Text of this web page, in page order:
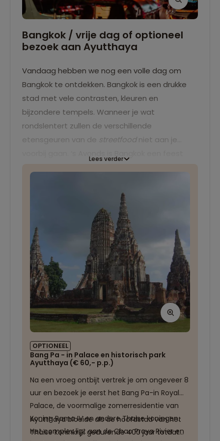
Bangkok / vrije dag of optioneel
bezoek aan Ayutthaya
Vandaag hebben we nog een volle dag om
Bangkok te ontdekken. Bangkok is een drukke
stad met vele contrasten, kleuren en
bijzondere tempels. Wanneer je wat
rondslentert zullen de verschillende
etensgeuren van de streetfoodniet aan je
hoofdstad van Thailand: Ayutthaya. Deze
historische stad barst van de tempelruïnes en
Boeddhabeelden en heeft een Historical Park
dat uitgeroepen is tot UNESCO werelderfgoed.
Lees verder
OPTIONEEL
Bang Pa - in Palace en historisch park
Ayutthaya (€ 60,- p.p.)
Na een vroeg ontbijt vertrek je om ongeveer 8
uur en bezoek je eerst het Bang Pa-in Royal
Palace, de voormalige zomerresidentie van
Koning Rama IV en andere Thaise koningen.
Het complex ligt aan de Chao Praya Rivier en
Ayutthaya bloeide als de hoofdstad van het
Thaise koninkrijk gedurende 400 jaar totdat